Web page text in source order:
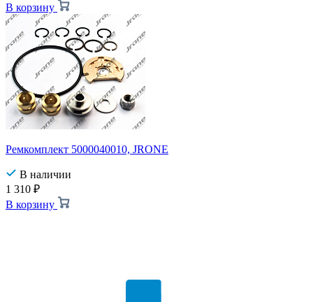
В корзину
Ремкомплект 5000040010, JRONE
В наличии
1 310 ₽
В корзину